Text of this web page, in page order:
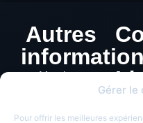
Gérer le
Pour offrir les meilleures
Autres
Mentions